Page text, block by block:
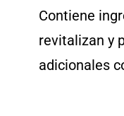
Contiene
revitalizan y
adicionales